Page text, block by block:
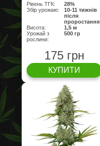
Рівень ТГК:
28%
Збір урожаю:
10-11 тижнів
після
проростання
Висота:
1,5 м
Урожай з
рослини:
500 гр
175 грн
КУПИТИ